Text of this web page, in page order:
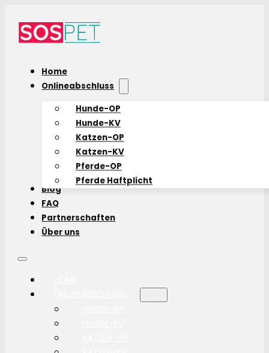
Home
Onlineabschluss
Hunde-OP
Hunde-KV
Katzen-OP
Katzen-KV
Pferde-OP
Pferde Haftplicht
Blog
FAQ
Partnerschaften
Über uns